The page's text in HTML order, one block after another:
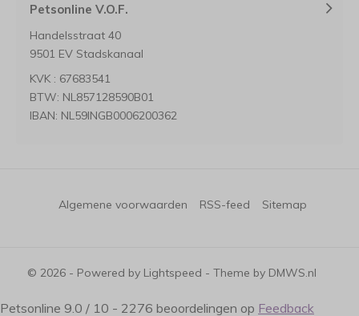
Petsonline V.O.F.
Handelsstraat 40
9501 EV Stadskanaal
KVK : 67683541
BTW: NL857128590B01
IBAN: NL59INGB0006200362
© 2026 - Powered by Lightspeed - Theme by DMWS.nl
Algemene voorwaarden RSS-feed Sitemap
Petsonline 9.0 / 10 - 2276 beoordelingen op Feedback